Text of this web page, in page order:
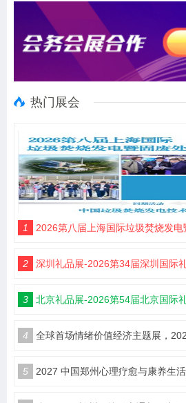
热门展会
1 2026第八届上海国际垃圾焚烧发
2 深圳礼品展-2026第34届深圳国际
3 北京礼品展-2026第54届北京国际礼品
4 全球首场情绪价值经济主题展，2027郑
5 2027 中国郑州心理疗愈与康养生